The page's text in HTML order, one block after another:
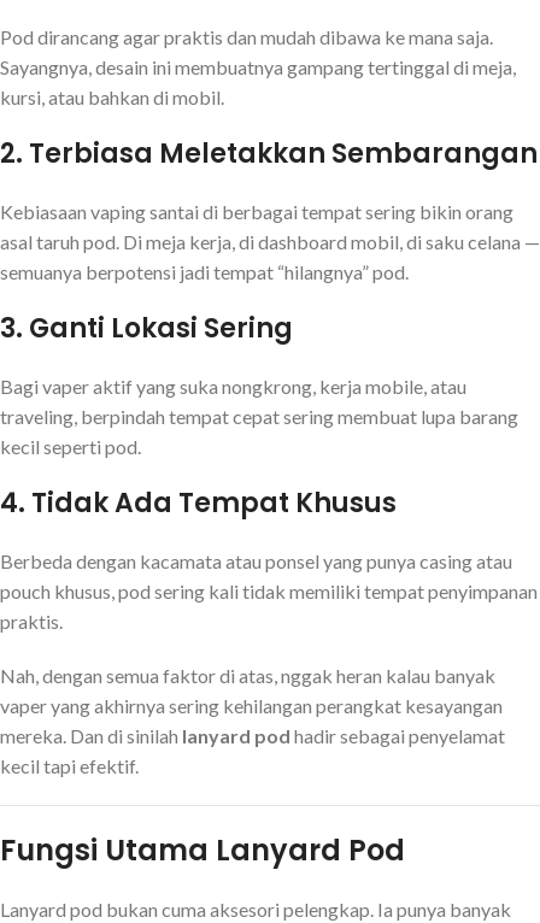
Pod dirancang agar praktis dan mudah dibawa ke mana saja.
Sayangnya, desain ini membuatnya gampang tertinggal di meja,
kursi, atau bahkan di mobil.
2. Terbiasa Meletakkan Sembarangan
Kebiasaan vaping santai di berbagai tempat sering bikin orang
asal taruh pod. Di meja kerja, di dashboard mobil, di saku celana —
semuanya berpotensi jadi tempat “hilangnya” pod.
3. Ganti Lokasi Sering
Bagi vaper aktif yang suka nongkrong, kerja mobile, atau
traveling, berpindah tempat cepat sering membuat lupa barang
kecil seperti pod.
4. Tidak Ada Tempat Khusus
Berbeda dengan kacamata atau ponsel yang punya casing atau
pouch khusus, pod sering kali tidak memiliki tempat penyimpanan
praktis.
Nah, dengan semua faktor di atas, nggak heran kalau banyak
vaper yang akhirnya sering kehilangan perangkat kesayangan
mereka. Dan di sinilah lanyard pod hadir sebagai penyelamat
kecil tapi efektif.
Fungsi Utama Lanyard Pod
Lanyard pod bukan cuma aksesori pelengkap. Ia punya banyak